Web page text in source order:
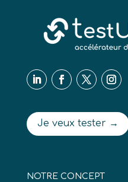
Je veux tester →
NOTRE CONCEPT